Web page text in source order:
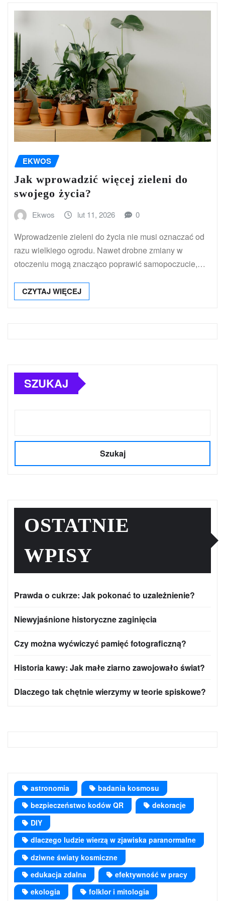
EKWOS
Jak wprowadzić więcej zieleni do
swojego życia?
Ekwos lut 11, 2026 0
Wprowadzenie zieleni do życia nie musi oznaczać od
razu wielkiego ogrodu. Nawet drobne zmiany w
otoczeniu mogą znacząco poprawić samopoczucie,…
CZYTAJ WIĘCEJ
SZUKAJ
Szukaj
OSTATNIE
WPISY
Prawda o cukrze: Jak pokonać to uzależnienie?
Niewyjaśnione historyczne zaginięcia
Czy można wyćwiczyć pamięć fotograficzną?
Historia kawy: Jak małe ziarno zawojowało świat?
Dlaczego tak chętnie wierzymy w teorie spiskowe?
astronomia
badania kosmosu
bezpieczeństwo kodów QR
dekoracje
DIY
dlaczego ludzie wierzą w zjawiska paranormalne
dziwne światy kosmiczne
edukacja zdalna
efektywność w pracy
ekologia
folklor i mitologia